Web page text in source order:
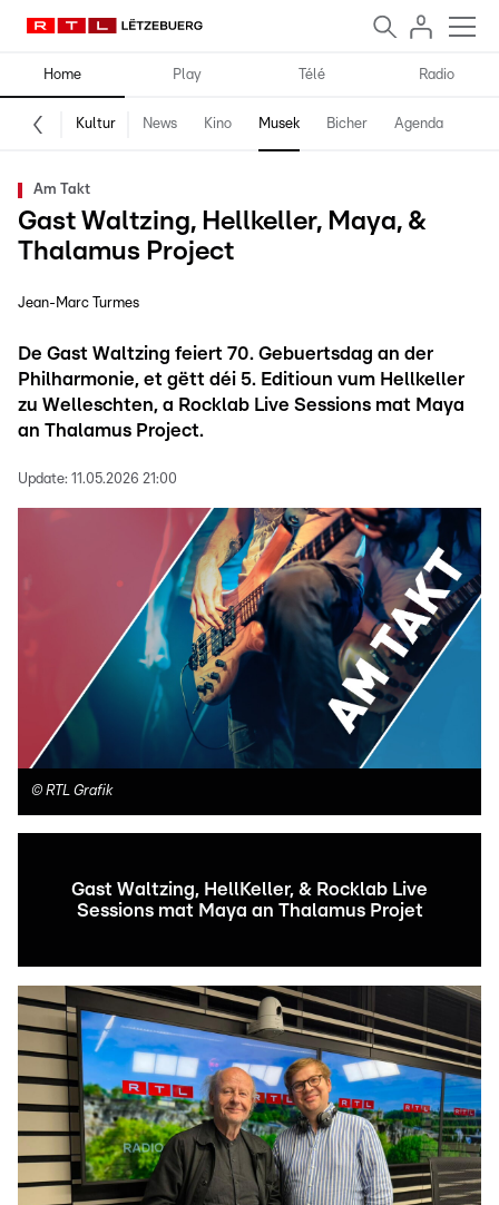
Home Play Télé Radio
Kultur News Kino Musek Bicher Agenda
Am Takt
Gast Waltzing, Hellkeller, Maya, &
Thalamus Project
Jean-Marc Turmes
De Gast Waltzing feiert 70. Gebuertsdag an der
Philharmonie, et gëtt déi 5. Editioun vum Hellkeller
zu Welleschten, a Rocklab Live Sessions mat Maya
an Thalamus Project.
Update: 11.05.2026 21:00
© RTL Grafik
Gast Waltzing, HellKeller, & Rocklab Live
Sessions mat Maya an Thalamus Projet